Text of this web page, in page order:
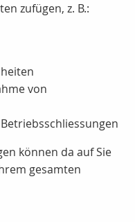
zufügen, z. B.:
von
können da auf Sie
gesamten